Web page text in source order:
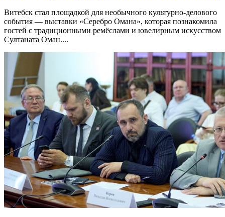
Витебск стал площадкой для необычного культурно-делового
события — выставки «Серебро Омана», которая познакомила
гостей с традиционными ремёслами и ювелирным искусством
Султаната Оман....